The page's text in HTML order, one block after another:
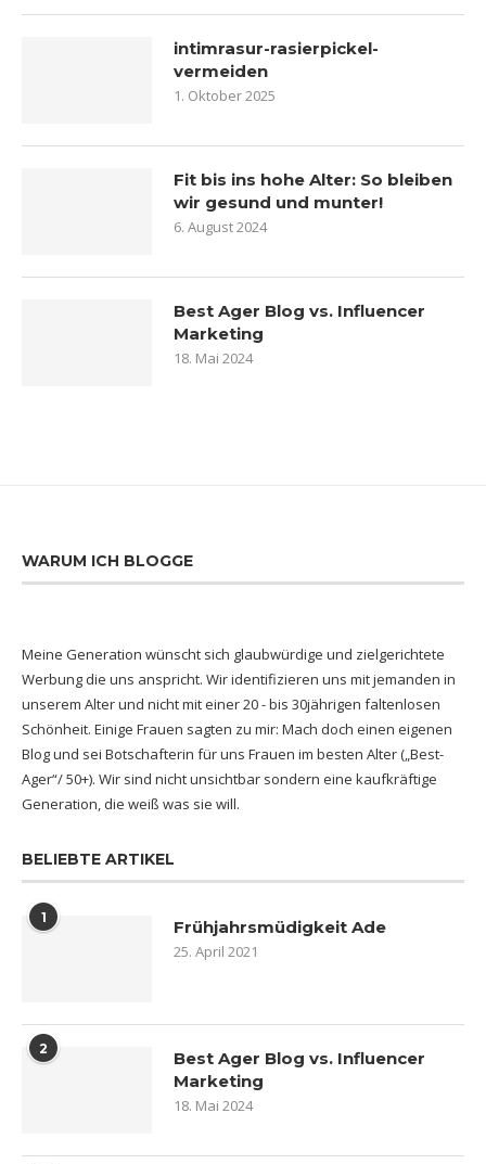
intimrasur-rasierpickel-
vermeiden
1. Oktober 2025
Fit bis ins hohe Alter: So bleiben
wir gesund und munter!
6. August 2024
Best Ager Blog vs. Influencer
Marketing
18. Mai 2024
WARUM ICH BLOGGE
Meine Generation wünscht sich glaubwürdige und zielgerichtete
Werbung die uns anspricht. Wir identifizieren uns mit jemanden in
unserem Alter und nicht mit einer 20 - bis 30jährigen faltenlosen
Schönheit. Einige Frauen sagten zu mir: Mach doch einen eigenen
Blog und sei Botschafterin für uns Frauen im besten Alter („Best-
Ager“/ 50+). Wir sind nicht unsichtbar sondern eine kaufkräftige
Generation, die weiß was sie will.
BELIEBTE ARTIKEL
1 Frühjahrsmüdigkeit Ade
25. April 2021
2
Best Ager Blog vs. Influencer
Marketing
18. Mai 2024